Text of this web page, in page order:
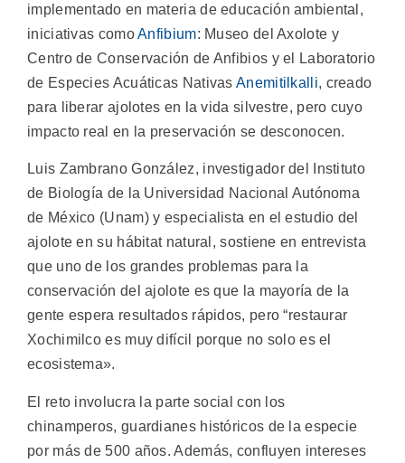
implementado en materia de educación ambiental,
iniciativas comoAnfibium: Museo del Axolote y
Centro de Conservación de Anfibios y el Laboratorio
de Especies Acuáticas Nativas Anemitilkalli, creado
para liberar ajolotes en la vida silvestre, pero cuyo
impacto real en la preservación se desconocen.
Luis Zambrano González, investigador del Instituto
de Biología de la Universidad Nacional Autónoma
de México (Unam) y especialista en el estudio del
ajolote en su hábitat natural, sostiene en entrevista
que uno de los grandes problemas para la
conservación del ajolote es que la mayoría de la
gente espera resultados rápidos, pero “restaurar
Xochimilco es muy difícil porque no solo es el
ecosistema».
El reto involucra la parte social con los
chinamperos, guardianes históricos de la especie
por más de 500 años. Además, confluyen intereses